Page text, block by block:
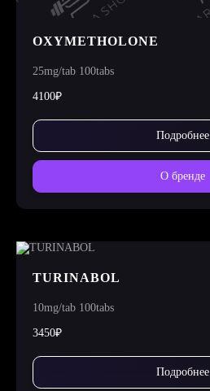
OXYMETHOLONE
25mg/tab 100tabs
4100₽
Подробнее
О бренде
TURINABOL
10mg/tab 100tabs
3450₽
Подробнее